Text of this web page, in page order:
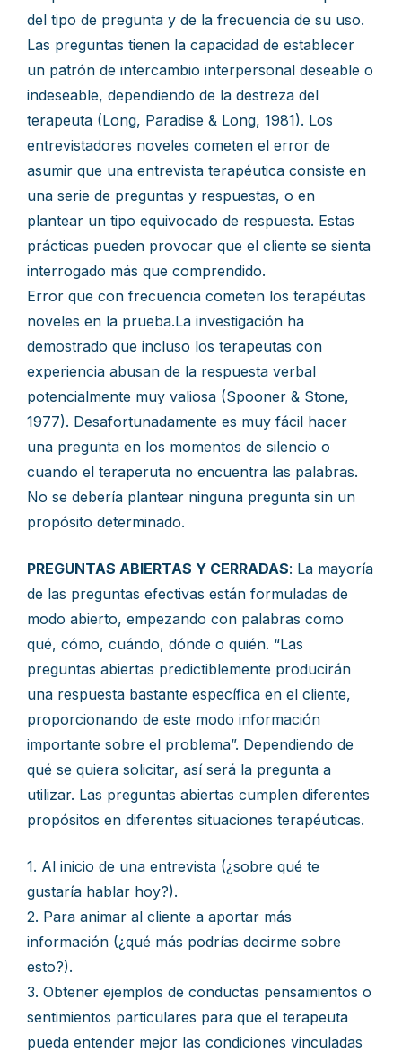
del tipo de pregunta y de la frecuencia de su uso.
Las preguntas tienen la capacidad de establecer
un patrón de intercambio interpersonal deseable o
indeseable, dependiendo de la destreza del
terapeuta (Long, Paradise & Long, 1981). Los
entrevistadores noveles cometen el error de
asumir que una entrevista terapéutica consiste en
una serie de preguntas y respuestas, o en
plantear un tipo equivocado de respuesta. Estas
prácticas pueden provocar que el cliente se sienta
interrogado más que comprendido.
Error que con frecuencia cometen los terapéutas
noveles en la prueba.La investigación ha
demostrado que incluso los terapeutas con
experiencia abusan de la respuesta verbal
potencialmente muy valiosa (Spooner & Stone,
1977). Desafortunadamente es muy fácil hacer
una pregunta en los momentos de silencio o
cuando el teraperuta no encuentra las palabras.
No se debería plantear ninguna pregunta sin un
propósito determinado.
PREGUNTAS ABIERTAS Y CERRADAS: La mayoría
de las preguntas efectivas están formuladas de
modo abierto, empezando con palabras como
qué, cómo, cuándo, dónde o quién. “Las
preguntas abiertas predictiblemente producirán
una respuesta bastante específica en el cliente,
proporcionando de este modo información
importante sobre el problema”. Dependiendo de
qué se quiera solicitar, así será la pregunta a
utilizar. Las preguntas abiertas cumplen diferentes
propósitos en diferentes situaciones terapéuticas.
1. Al inicio de una entrevista (¿sobre qué te
gustaría hablar hoy?).
2. Para animar al cliente a aportar más
información (¿qué más podrías decirme sobre
esto?).
3. Obtener ejemplos de conductas pensamientos o
sentimientos particulares para que el terapeuta
pueda entender mejor las condiciones vinculadas